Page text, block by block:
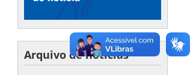
Arquivo de notícias